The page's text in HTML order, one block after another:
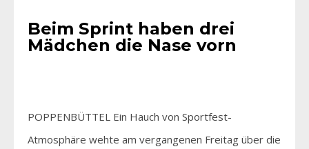
Beim Sprint haben drei
Mädchen die Nase vorn
POPPENBÜTTEL Ein Hauch von Sportfest-
Atmosphäre wehte am vergangenen Freitag über die